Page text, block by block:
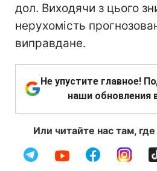
дол. Виходячи з цього
нерухомість
виправдане.
Не упустите главное!
наши обновления
Или читайте нас там,